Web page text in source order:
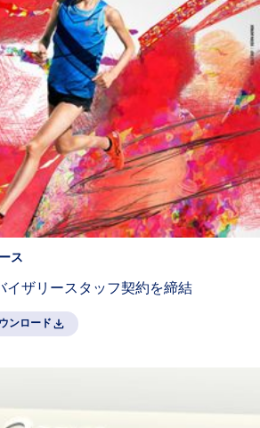
ス
イザリースタッフ契約を締結
ンロード